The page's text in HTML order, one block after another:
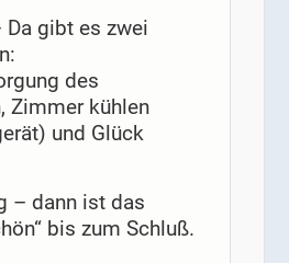
Da gibt es zwei
des
Zimmer kühlen
und Glück
– dann ist das
bis zum Schluß.